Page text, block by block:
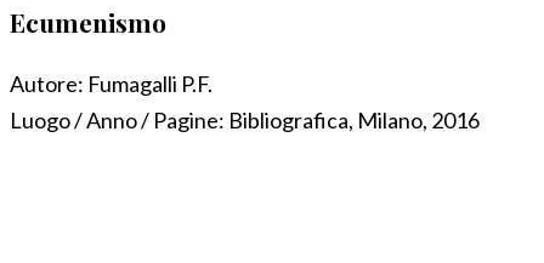
Ecumenismo
Autore: Fumagalli P.F.
Luogo / Anno / Pagine: Bibliografica, Milano, 2016